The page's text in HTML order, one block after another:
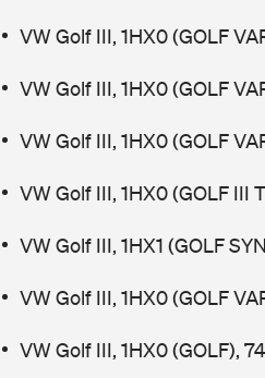
VW Golf III, 1HX0 (GOLF
VW Golf III, 1HX0 (GOLF
VW Golf III, 1HX0 (GOLF
VW Golf III, 1HX0 (GOLF III
VW Golf III, 1HX1 (GOLF
VW Golf III, 1HX0 (GOLF
VW Golf III, 1HX0 (GOLF),